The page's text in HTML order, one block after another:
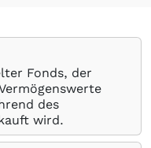
Fonds, der
des
wird.